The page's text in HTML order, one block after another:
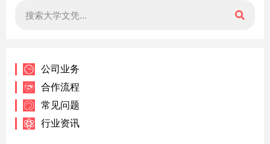
公司业务
合作流程
常见问题
行业资讯